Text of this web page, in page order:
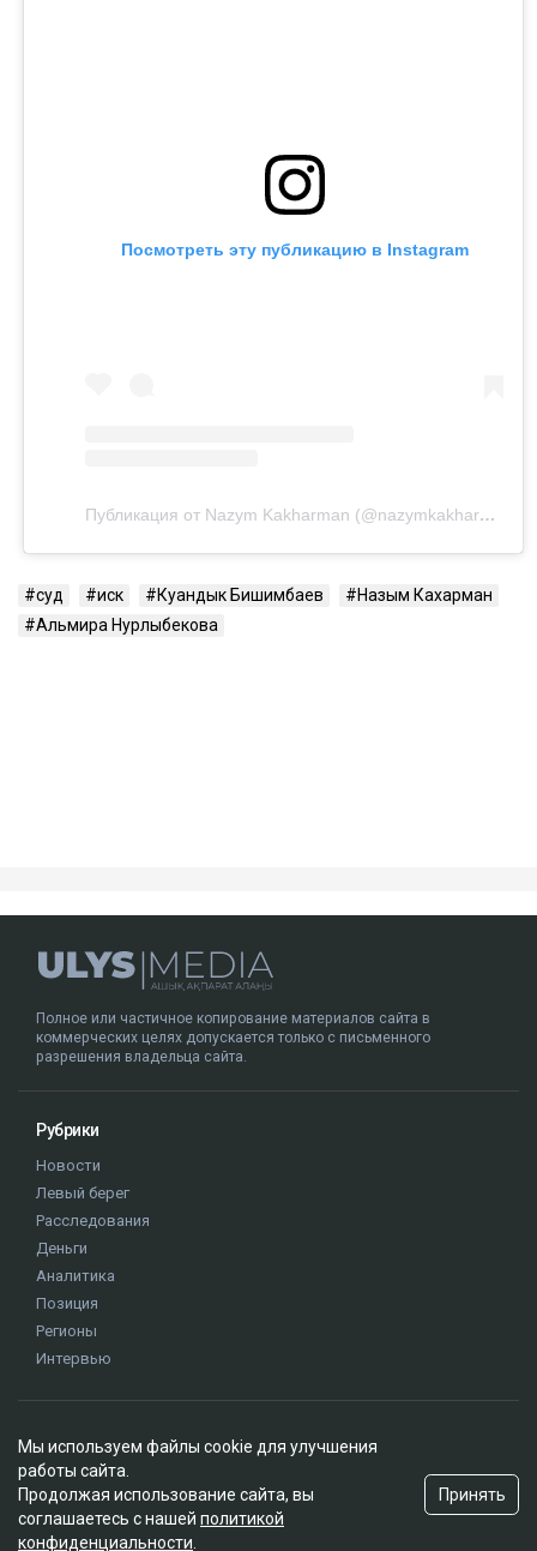
экономики Куандык Бишимбаев отбывает 24-летний
суд иск Куандык Бишимбаев
Назым Кахарман
Альмира Нурлыбекова
Мы используем файлы cookie для улучшения
работы сайта.
Продолжая использование сайта, вы
соглашаетесь с нашей политикой
конфиденциальности
Принять